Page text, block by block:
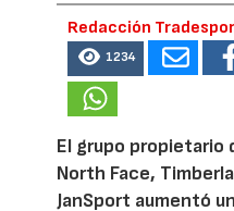
Redacción
1234
El grupo propietario
North Face,
JanSport aumentó